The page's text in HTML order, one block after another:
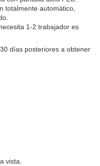
totalmente automático,
1-2 trabajador es
días posteriores a obtener
vista.